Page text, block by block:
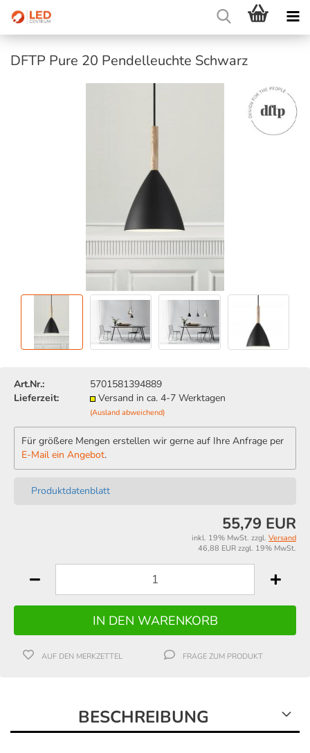
DFTP Pure 20 Pendelleuchte Schwarz
Art.Nr.:
5701581394889
Lieferzeit:
Versand in ca. 4-7 Werktagen
(Ausland abweichend)
Für größere Mengen erstellen wir gerne auf Ihre Anfrage per
E-Mail ein Angebot.
Produktdatenblatt
55,79 EUR
inkl. 19% MwSt. zzgl. Versand
46,88 EUR zzgl. 19% MwSt.
AUF DEN MERKZETTEL FRAGE ZUM PRODUKT
BESCHREIBUNG